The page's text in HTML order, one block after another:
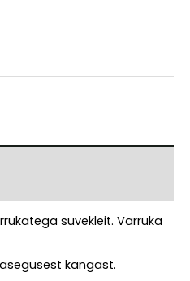
suvekleit. Varruka
kangast.